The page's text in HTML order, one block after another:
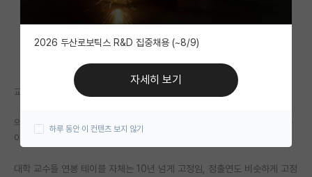
자유 게시판(아무개랩)
미국 유학 게시판
미국 대학원 합격 후기 게시판
대학원 합격 후기 게시판
연구실(PI) 홍보 게시판
교수나 연구원은 파업도 못함.
의사들 의료수가 몇년째 고정이다. 월급 어쩌다 이야기 하는게 정말 먼나라
이웃나라 이야기 하듯이 들을것도 아닌게
대학 교수들 연봉 테이블 자체는 10년 넘게 고정임, 정출연도 비슷하게 고정
2026 두산로보틱스 R&D 집중채용 (~8/9)
자세히 보기
하루 동안 이 컨텐츠 보지 않기